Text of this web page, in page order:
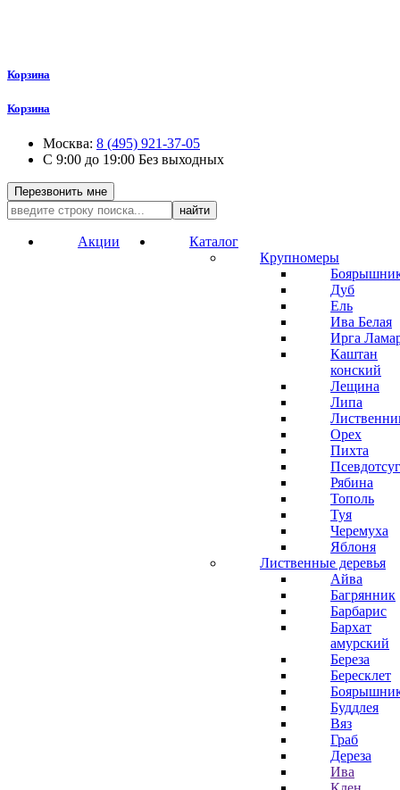
Корзина
Корзина
Москва: 8 (495) 921-37-05
С 9:00 до 19:00 Без выходных
Перезвонить мне
найти
Акции
Каталог
Крупномеры
Дуб
Ель
Ива Белая
Ирга
Каштан
конский
Лещина
Липа
Орех
Пихта
Рябина
Тополь
Туя
Черемуха
Яблоня
Лиственные деревья
Айва
Багрянник
Барбарис
Бархат
амурский
Береза
Бересклет
Буддлея
Вяз
Граб
Дереза
Ива